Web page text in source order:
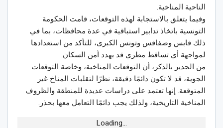
الناحية المناخية.
وفيما يتعلق بالاستجابة لهذه التوقعات، قامت الحكومة
التونسية باتخاذ تدابير استباقية في عدة محافظات، بما في
ذلك قابس وصفاقس وتونس الكبرى، للتأكد من استعدادها
لمواجهة أي تساقط مطري قد يهدد أمن السكان.
من الجدير بالذكر، أن التوقعات المناخية، وخاصة التوقعات
الجوية، قد لا تكون دائمًا دقيقة، نظرًا لتقلبات المناخ غير
المتوقعة. إنها تعتمد على دراسات عديدة للمنطقة والظروف
المناخية التاريخية، ولذلك يجب دائمًا التعامل معها بحذر.
Loading...